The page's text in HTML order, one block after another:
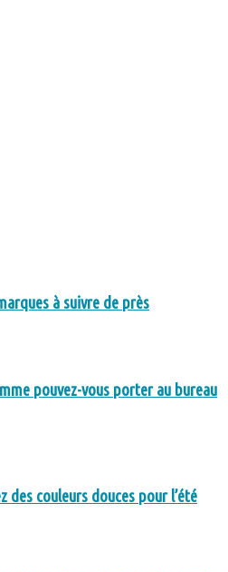
à suivre de près
pouvez-vous porter au bureau
des couleurs douces pour l’été